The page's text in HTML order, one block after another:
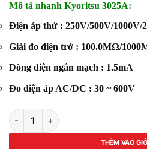
Mô tả nhanh Kyoritsu 3025A:
Điện áp thử : 250V/500V/1000V/
Giải đo điện trở : 100.0MΩ/
Dòng điện ngắn mạch : 1.5mA
Đo điện áp AC/DC : 30 ~ 600V
Thiết bị đo cách điện KYORITSU
THÊM VÀO